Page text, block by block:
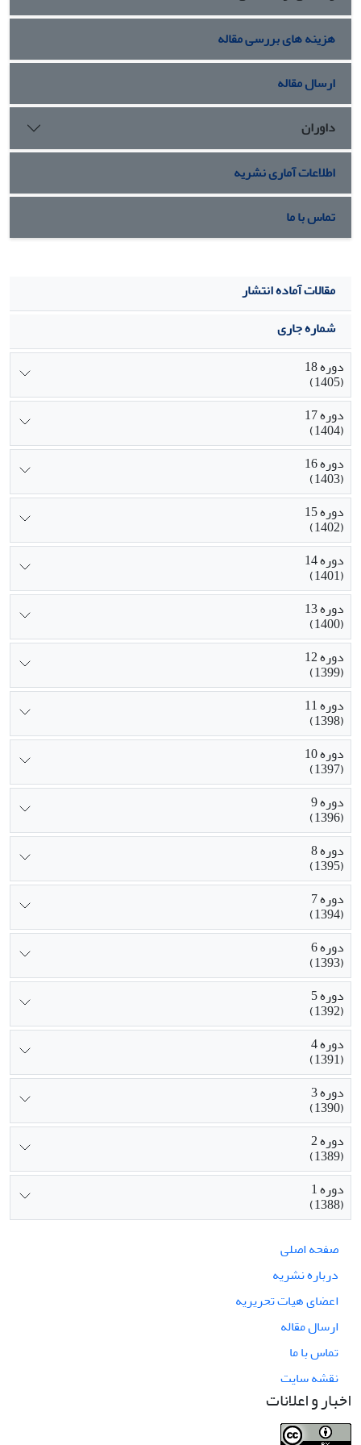
هزینه های بررسی مقاله
ارسال مقاله
داوران
اطلاعات آماری نشریه
تماس با ما
مقالات آماده انتشار
شماره جاری
دوره 18
(1405)
دوره 17
(1404)
دوره 16
(1403)
دوره 15
(1402)
دوره 14
(1401)
دوره 13
(1400)
دوره 12
(1399)
دوره 11
(1398)
دوره 10
(1397)
دوره 9
(1396)
دوره 8
(1395)
دوره 7
(1394)
دوره 6
(1393)
دوره 5
(1392)
دوره 4
(1391)
دوره 3
(1390)
دوره 2
(1389)
دوره 1
(1388)
صفحه اصلی
درباره نشریه
اعضای هیات تحریریه
ارسال مقاله
تماس با ما
نقشه سایت
اخبار و اعلانات